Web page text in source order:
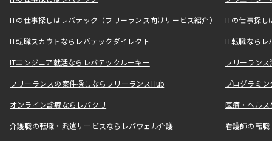
ITの仕事探しはレバテック（フリーランス向けサービス紹介） ITの仕事探
IT転職スカウトならレバテックダイレクト IT転職なら
ITエンジニア就活ならレバテックルーキー フリーラン
フリーランスの案件探しならフリーランスHub プログラミ
オンライン診療ならレバクリ 医療・ヘル
介護職の転職・派遣サービスならレバウェル介護 看護師の転